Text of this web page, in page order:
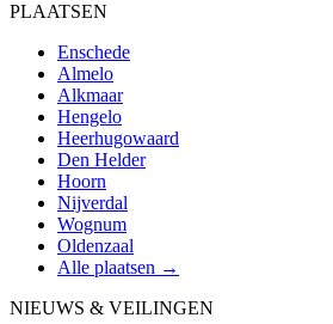
PLAATSEN
Enschede
Almelo
Alkmaar
Hengelo
Heerhugowaard
Den Helder
Hoorn
Nijverdal
Wognum
Oldenzaal
Alle plaatsen →
NIEUWS & VEILINGEN